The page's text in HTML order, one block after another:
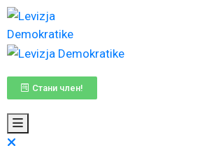
Стани член!